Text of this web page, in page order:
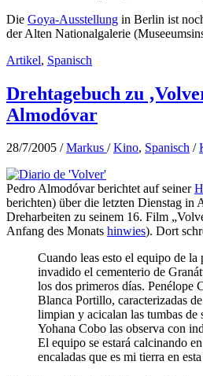
Die Goya-Ausstellung in Berlin ist
der Alten Nationalgalerie
Artikel, Spanisch
Drehtagebuch zu
Almodóvar
28/7/2005 /Markus /Kino, Spanisch /
Pedro Almodóvar berichtet auf seiner
berichten) über die letzten Dienstag in
Dreharbeiten zu seinem 16. Film
Anfang des Monats hinwies). Dort
Cuando leas esto el equipo de la
invadido el cementerio de
los dos primeros días. Penélope
Blanca Portillo, caracterizadas
limpian y acicalan las tumbas de
Yohana Cobo las observa con
El equipo se estará calcinando
encaladas que es mi tierra en